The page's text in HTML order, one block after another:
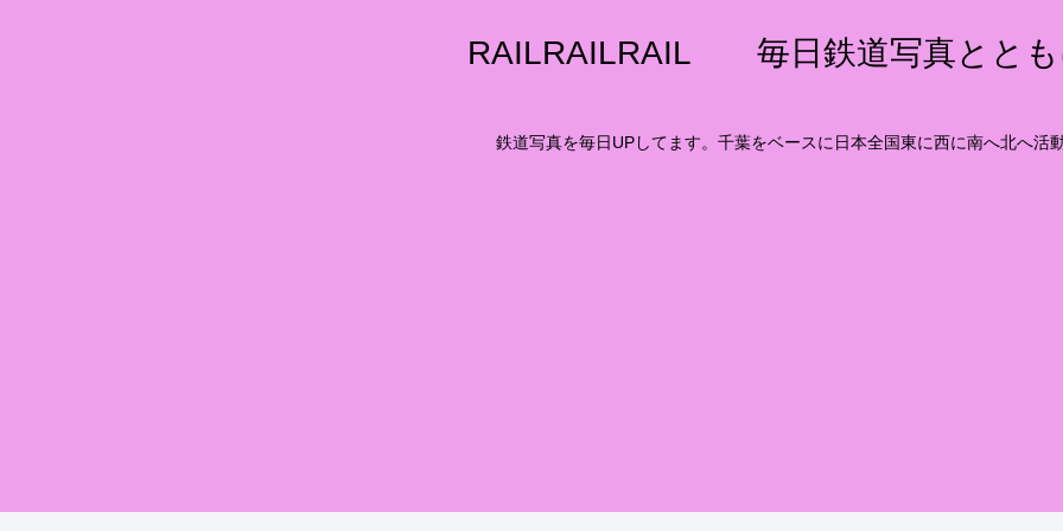
RAILRAILRAIL 毎日鉄道写真ととも
鉄道写真を毎日UPしてます。千葉をベースに日本全国東に西に南へ北へ活